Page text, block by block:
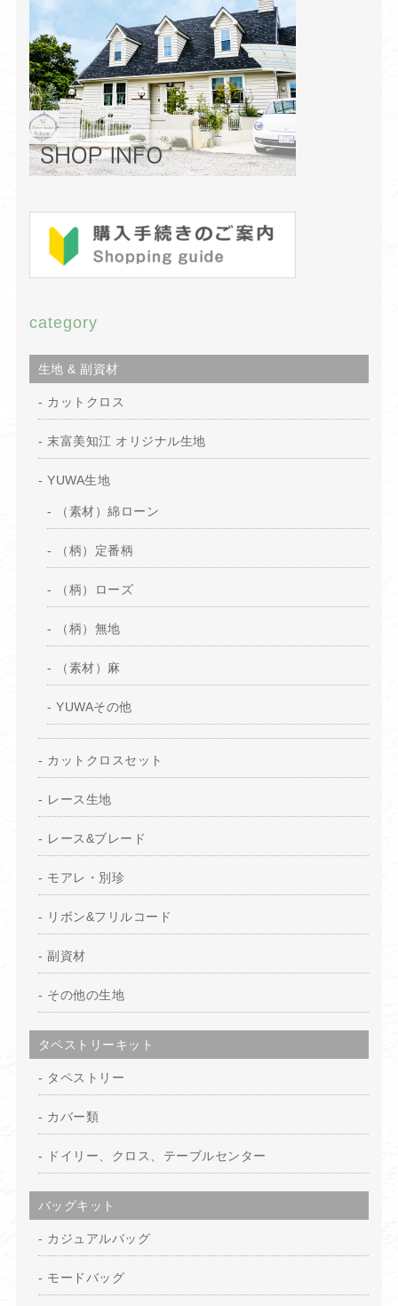
category
生地 & 副資材
カットクロス
末富美知江 オリジナル生地
YUWA生地
（素材）綿ローン
（柄）定番柄
（柄）ローズ
（柄）無地
（素材）麻
YUWAその他
カットクロスセット
レース生地
レース&ブレード
モアレ・別珍
リボン&フリルコード
副資材
その他の生地
タペストリーキット
タペストリー
カバー類
ドイリー、クロス、テーブルセンター
バッグキット
カジュアルバッグ
モードバッグ